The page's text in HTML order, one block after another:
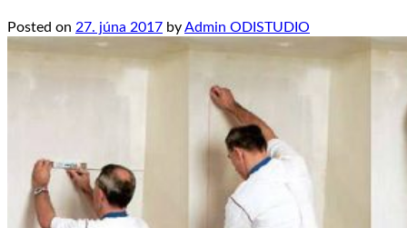
Posted on 27. júna 2017 byAdmin ODISTUDIO